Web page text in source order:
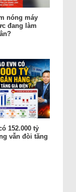
nóng máy
đang làm
152.000 tỷ
vẫn đòi tăng